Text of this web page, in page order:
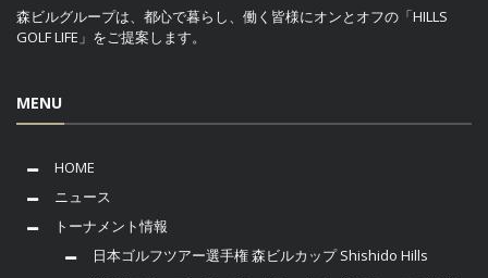
森ビルグループは、都心で暮らし、働く皆様にオンとオフの「HILLS
GOLF LIFE」をご提案します。
MENU
HOME
ニュース
トーナメント情報
日本ゴルフツアー選手権 森ビルカップ Shishido Hills